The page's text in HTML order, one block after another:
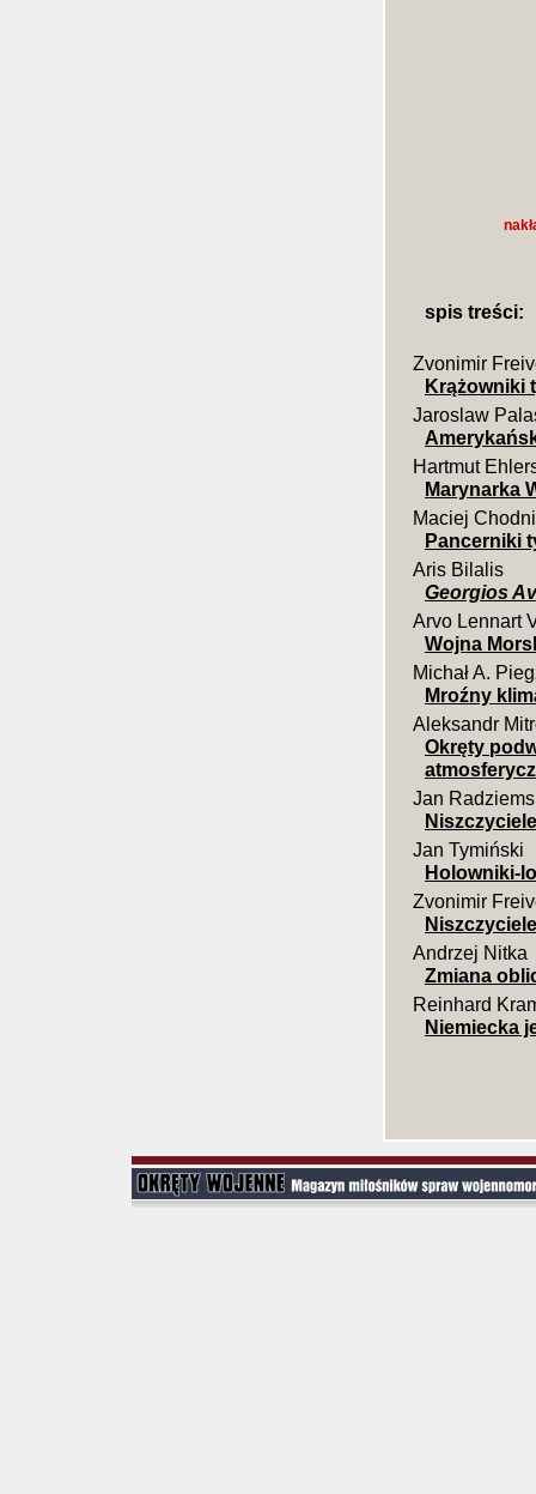
spis treści:
Zvonimir
Krążowniki
Jaroslaw
Hartmut
Marynarka
Maciej
Pancerniki
Aris Bilalis
Georgios
Arvo Lennart
Wojna
Michał A.
Mroźny
Aleksandr
Okręty
Jan
Jan Tymiński
Holowniki-
Zvonimir
Andrzej Nitka
Zmiana
Reinhard
Niemiecka